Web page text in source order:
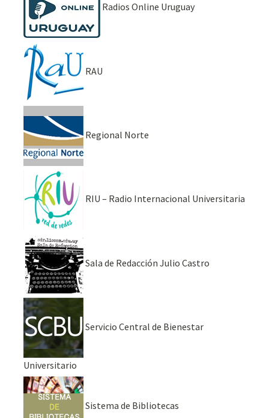
Radios Online Uruguay
RAU
Regional Norte
RIU – Radio Internacional Universitaria
Sala de Redacción Julio Castro
Servicio Central de Bienestar
Universitario
Sistema de Bibliotecas